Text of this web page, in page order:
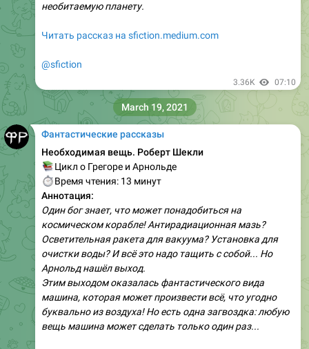
необитаемую планету.
Читать рассказ на sfiction.medium.com
@sfiction
3.36K 07:10
Фантастические рассказы
Необходимая вещь. Роберт Шекли
Цикл о Грегоре и Арнольде
Время чтения: 13 минут
Аннотация:
Один бог знает, что может понадобиться на
космическом корабле! Антирадиационная мазь?
Осветительная ракета для вакуума? Установка для
очистки воды? И всё это надо тащить с собой... Но
Арнольд нашёл выход.
Этим выходом оказалась фантастического вида
машина, которая может произвести всё, что угодно
буквально из воздуха! Но есть одна загвоздка: любую
вещь машина может сделать только один раз...
March 19, 2021